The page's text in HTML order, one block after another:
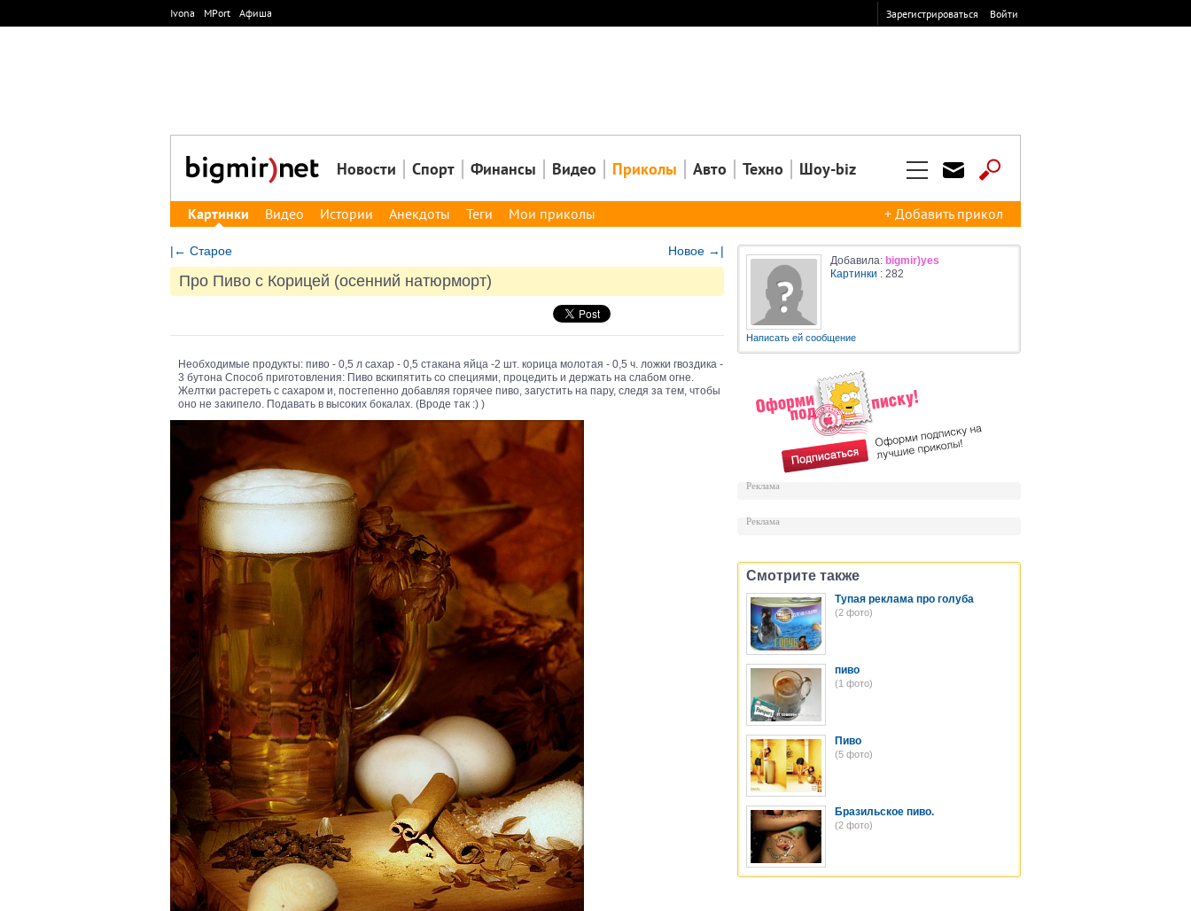
Закрыть
Ivona MPort Афиша Зарегистрироваться Войти
Новости Спорт Финансы Видео Приколы Авто Техно Шоу-biz
Картинки Видео Истории Анекдоты Теги Мои приколы + Добавить прикол
|← Старое Новое →|
Про Пиво с Корицей (осенний натюрморт)
Необходимые продукты: пиво - 0,5 л сахар - 0,5 стакана яйца -2 шт. корица молотая - 0,5 ч. ложки гвоздика -
3 бутона Способ приготовления: Пиво вскипятить со специями, процедить и держать на слабом огне.
Желтки растереть с сахаром и, постепенно добавляя горячее пиво, загустить на пару, следя за тем, чтобы
оно не закипело. Подавать в высоких бокалах. (Вроде так :) )
Добавила: bigmir)yes
Картинки : 282
Написать ей сообщение
Реклама
Реклама
Смотрите также
Тупая реклама про голуба
(2 фото)
пиво
(1 фото)
Пиво
(5 фото)
Бразильское пиво.
(2 фото)